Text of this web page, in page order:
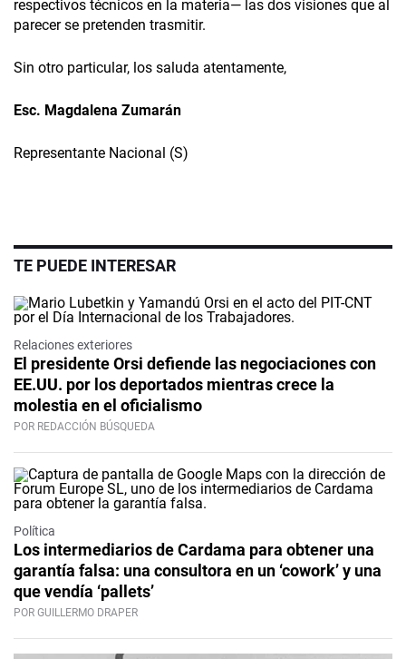
respectivos técnicos en la materia— las dos visiones que al
parecer se pretenden trasmitir.
Sin otro particular, los saluda atentamente,
Esc. Magdalena Zumarán
Representante Nacional (S)
TE PUEDE INTERESAR
Relaciones exteriores
El presidente Orsi defiende las negociaciones con
EE.UU. por los deportados mientras crece la
molestia en el oficialismo
POR REDACCIÓN BÚSQUEDA
Política
Los intermediarios de Cardama para obtener una
garantía falsa: una consultora en un ‘cowork’ y una
que vendía ‘pallets’
POR GUILLERMO DRAPER